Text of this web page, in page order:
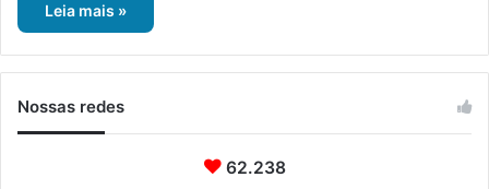
Leia mais »
Nossas redes
62.238